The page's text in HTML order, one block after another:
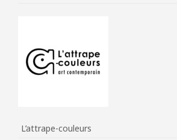
L’attrape-couleurs